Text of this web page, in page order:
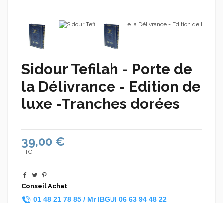
Sidour Tefilah - Porte de
la Délivrance - Edition de
luxe -Tranches dorées
39,00 €
TTC
Conseil Achat
01 48 21 78 85 / Mr IBGUI 06 63 94 48 22